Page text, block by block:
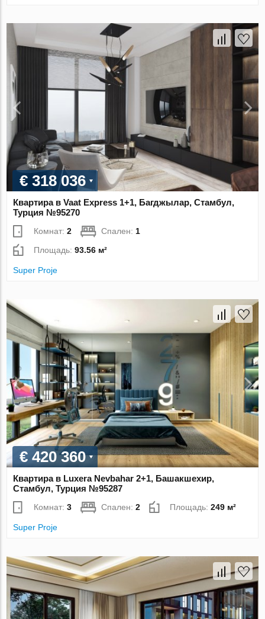
€ 318 036
Квартира в Vaat Express 1+1, Багджылар, Стамбул,
Турция №95270
Комнат:2 Спален: 1
Площадь:93.56 м²
Super Proje
€ 420 360
Квартира в Luxera Nevbahar 2+1, Башакшехир,
Стамбул, Турция №95287
Комнат:3 Спален:2 Площадь:249 м²
Super Proje